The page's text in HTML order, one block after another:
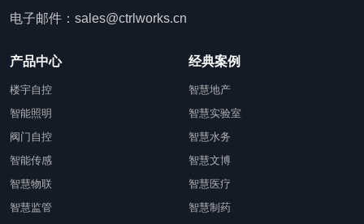
电子邮件：sales@ctrlworks.cn
产品中心
楼宇自控
智能照明
阀门自控
智能传感
智慧物联
智慧监管
经典案例
智慧地产
智慧实验室
智慧水务
智慧文博
智慧医疗
智慧制药